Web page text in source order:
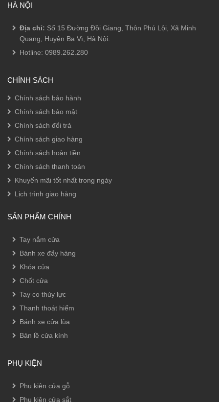
HÀ NỘI
Địa chỉ: Số 15 Đường Đồi Giang, Thôn Phú Lội, Xã Minh
Quang, Huyện Ba Vì, Hà Nội.
Hotline: 0989.262.280
CHÍNH SÁCH
Chính sách bảo hành
Chính sách bảo mật
Chính sách đổi trả
Chính sách giao hàng
Chính sách hoàn tiền
Chính sách thanh toán
Khuyến mãi tốt nhất trong ngày
Lịch trình giao hàng
SẢN PHẨM CHÍNH
Tay nắm cửa
Bánh xe đẩy hàng
Khóa cửa
Chốt cửa
Tay co thủy lực
Thanh thoát hiểm
Bánh xe cửa lùa
Bản lề cửa kính
PHỤ KIỆN
Phụ kiện cửa gỗ
Phụ kiện cửa sắt